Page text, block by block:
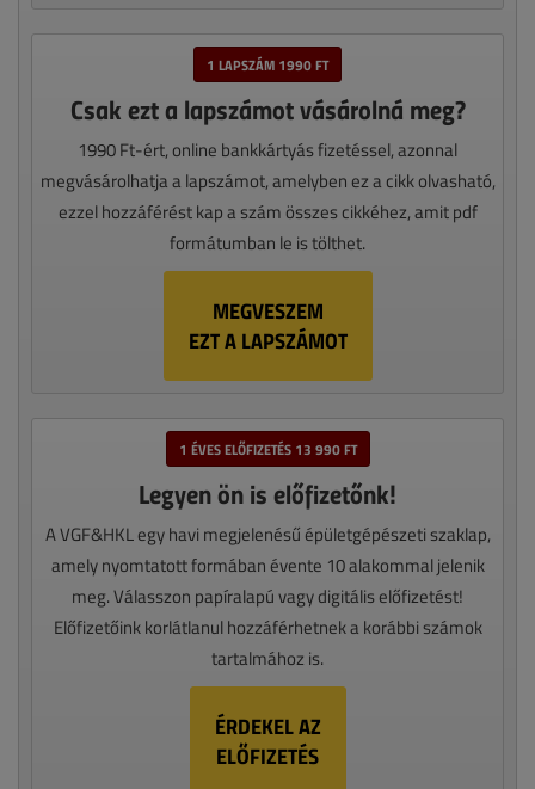
1 LAPSZÁM 1990 FT
Csak ezt a lapszámot vásárolná meg?
1990 Ft-ért, online bankkártyás fizetéssel, azonnal
megvásárolhatja a lapszámot, amelyben ez a cikk olvasható,
ezzel hozzáférést kap a szám összes cikkéhez, amit pdf
formátumban le is tölthet.
MEGVESZEM
EZT A LAPSZÁMOT
1 ÉVES ELŐFIZETÉS 13 990 FT
Legyen ön is előfizetőnk!
A VGF&HKL egy havi megjelenésű épületgépészeti szaklap,
amely nyomtatott formában évente 10 alakommal jelenik
meg. Válasszon papíralapú vagy digitális előfizetést!
Előfizetőink korlátlanul hozzáférhetnek a korábbi számok
tartalmához is.
ÉRDEKEL AZ
ELŐFIZETÉS